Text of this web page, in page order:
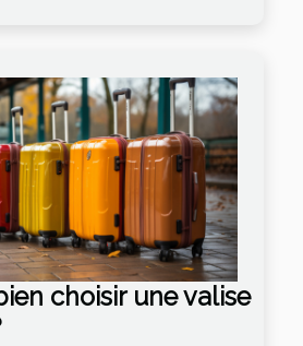
choisir une valise